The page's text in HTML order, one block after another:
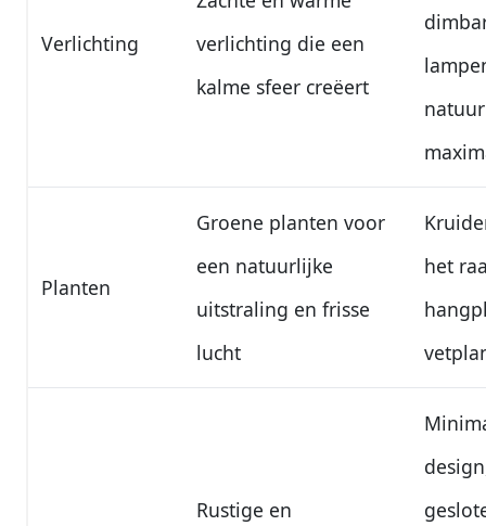
Verlichting
verlichting die een
kalme sfeer creëert
Planten
Groene planten voor
een natuurlijke
uitstraling en frisse
lucht
het
Rustige en